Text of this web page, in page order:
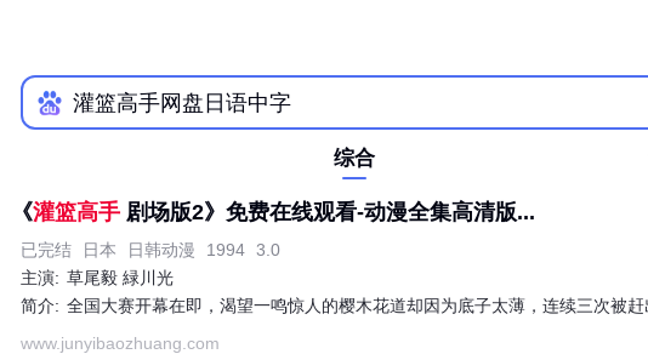
综合
《灌篮高手 剧场版2》免费在线观看-动漫全集高清版...
已完结 日本 日韩动漫 1994 3.0
主演: 草尾毅 緑川光
简介: 全国大赛开幕在即，渴望一鸣惊人的樱木花道却因为底子太薄，连续三次被
www.junyibaozhuang.com